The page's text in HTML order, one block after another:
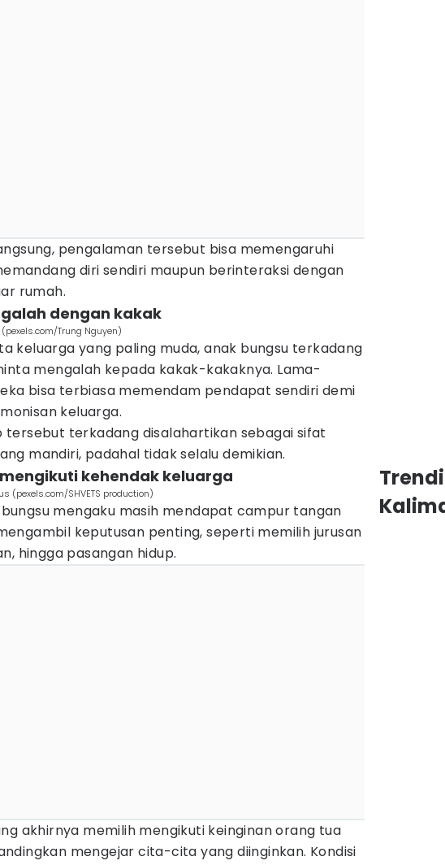
pengalaman tersebut bisa memengaruhi
diri sendiri maupun berinteraksi dengan
rumah.
dengan kakak
Trung Nguyen)
keluarga yang paling muda, anak bungsu terkadang
mengalah kepada kakak-kakaknya. Lama-
bisa terbiasa memendam pendapat sendiri demi
keluarga.
tersebut terkadang disalahartikan sebagai sifat
mandiri, padahal tidak selalu demikian.
kehendak keluarga
(pexels.com/SHVETS production)
mengaku masih mendapat campur tangan
keputusan penting, seperti memilih jurusan
hingga pasangan hidup.
akhirnya memilih mengikuti keinginan orang tua
mengejar cita-cita yang diinginkan. Kondisi